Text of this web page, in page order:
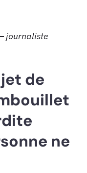
journaliste
de
ne